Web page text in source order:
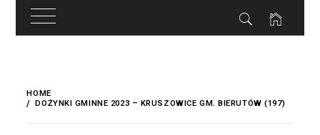
treści
content
HOME
DOŻYNKI GMINNE 2023 – KRUSZOWICE GM. BIERUTÓW (197)